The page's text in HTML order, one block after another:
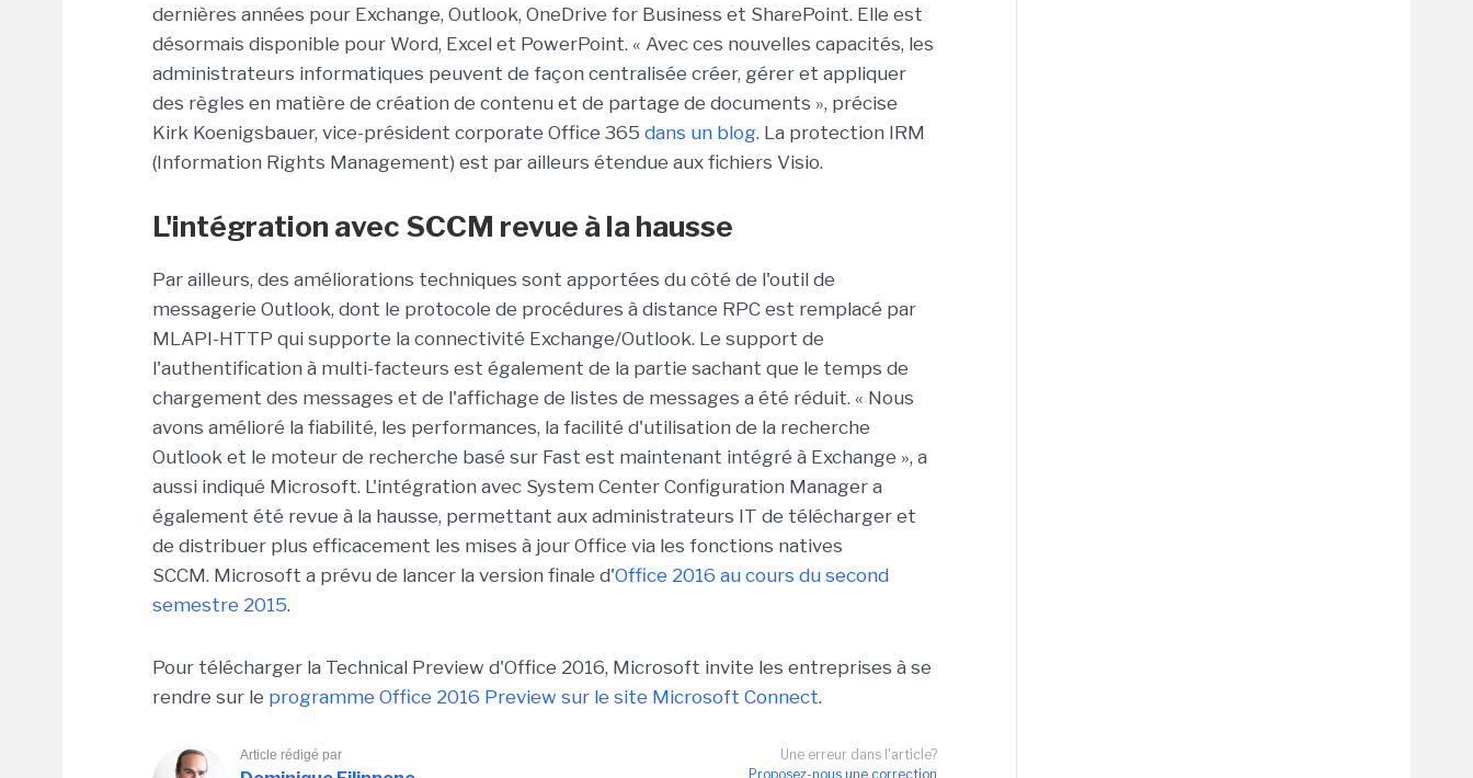
dernières années pour Exchange, Outlook, OneDrive for Business et SharePoint. Elle est
désormais disponible pour Word, Excel et PowerPoint. « Avec ces nouvelles capacités, les
administrateurs informatiques peuvent de façon centralisée créer, gérer et appliquer
des règles en matière de création de contenu et de partage de documents », précise
Kirk Koenigsbauer, vice-président corporate Office 365 dans un blog. La protection IRM
(Information Rights Management) est par ailleurs étendue aux fichiers Visio.
L'intégration avec SCCM revue à la hausse
Par ailleurs, des améliorations techniques sont apportées du côté de l'outil de
messagerie Outlook, dont le protocole de procédures à distance RPC est remplacé par
MLAPI-HTTP qui supporte la connectivité Exchange/Outlook. Le support de
l'authentification à multi-facteurs est également de la partie sachant que le temps de
chargement des messages et de l'affichage de listes de messages a été réduit. « Nous
avons amélioré la fiabilité, les performances, la facilité d'utilisation de la recherche
Outlook et le moteur de recherche basé sur Fast est maintenant intégré à Exchange », a
aussi indiqué Microsoft. L'intégration avec System Center Configuration Manager a
également été revue à la hausse, permettant aux administrateurs IT de télécharger et
de distribuer plus efficacement les mises à jour Office via les fonctions natives
SCCM. Microsoft a prévu de lancer la version finale d'Office 2016 au cours du second
semestre 2015.
Pour télécharger la Technical Preview d'Office 2016, Microsoft invite les entreprises à se
rendre sur le programme Office 2016 Preview sur le site Microsoft Connect.
Une erreur dans l'article?
Proposez-nous une correction
Article rédigé par